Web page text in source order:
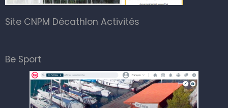
Site CNPM Décathlon Activités
Be Sport